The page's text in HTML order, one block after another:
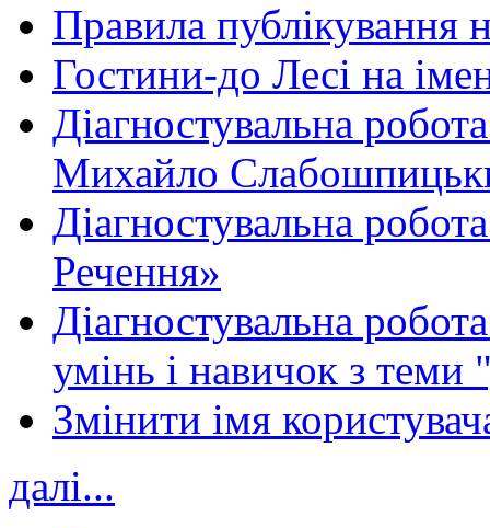
Правила публікування
Гостини-до Лесі на
Діагностувальна
Михайло
Діагностувальна
Речення»
Діагностувальна
умінь і навичок з теми
Змінити імя
далі...